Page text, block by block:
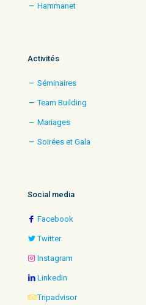
Hammanet
Activités
Séminaires
Team Building
Mariages
Soirées et Gala
Social media
Facebook
Twitter
Instagram
LinkedIn
Tripadvisor